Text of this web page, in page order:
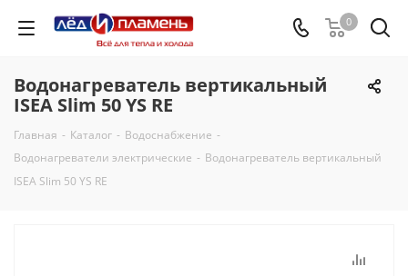
0
Водонагреватель вертикальный
ISEA Slim 50 YS RE
Главная - Каталог - Водоснабжение -
Водонагреватели электрические - Водонагреватель вертикальный
ISEA Slim 50 YS RE